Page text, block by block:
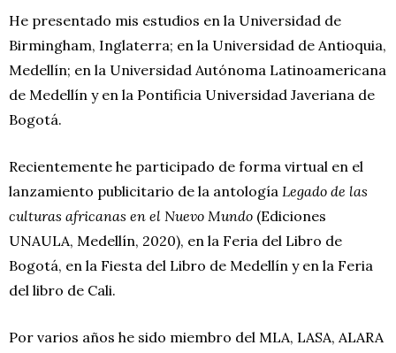
He presentado mis estudios en la Universidad de
Birmingham, Inglaterra; en la Universidad de Antioquia,
Medellín; en la Universidad Autónoma Latinoamericana
de Medellín y en la Pontificia Universidad Javeriana de
Bogotá.
Recientemente he participado de forma virtual en el
lanzamiento publicitario de la antología Legado de las
culturas africanas en el Nuevo Mundo (Ediciones
UNAULA, Medellín, 2020), en la Feria del Libro de
Bogotá, en la Fiesta del Libro de Medellín y en la Feria
del libro de Cali.
Por varios años he sido miembro del MLA, LASA, ALARA